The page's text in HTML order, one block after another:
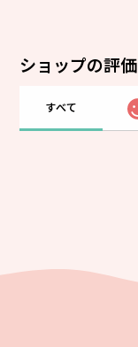
ショップの評価
すべて